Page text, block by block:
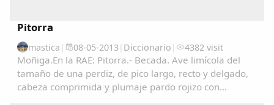
Pitorra
mastica | 08-05-2013| Diccionario | 4382 visit
Moñiga.En la RAE: Pitorra.- Becada. Ave limícola del
tamaño de una perdiz, de pico largo, recto y delgado,
cabeza comprimida y plumaje pardo rojizo con